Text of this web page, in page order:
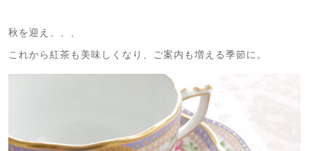
秋を迎え、、、
これから紅茶も美味しくなり、ご案内も増える季節に。